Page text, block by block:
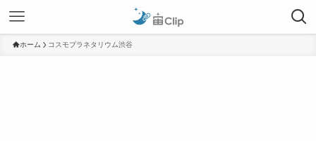
ホーム コスモプラネタリウム渋谷